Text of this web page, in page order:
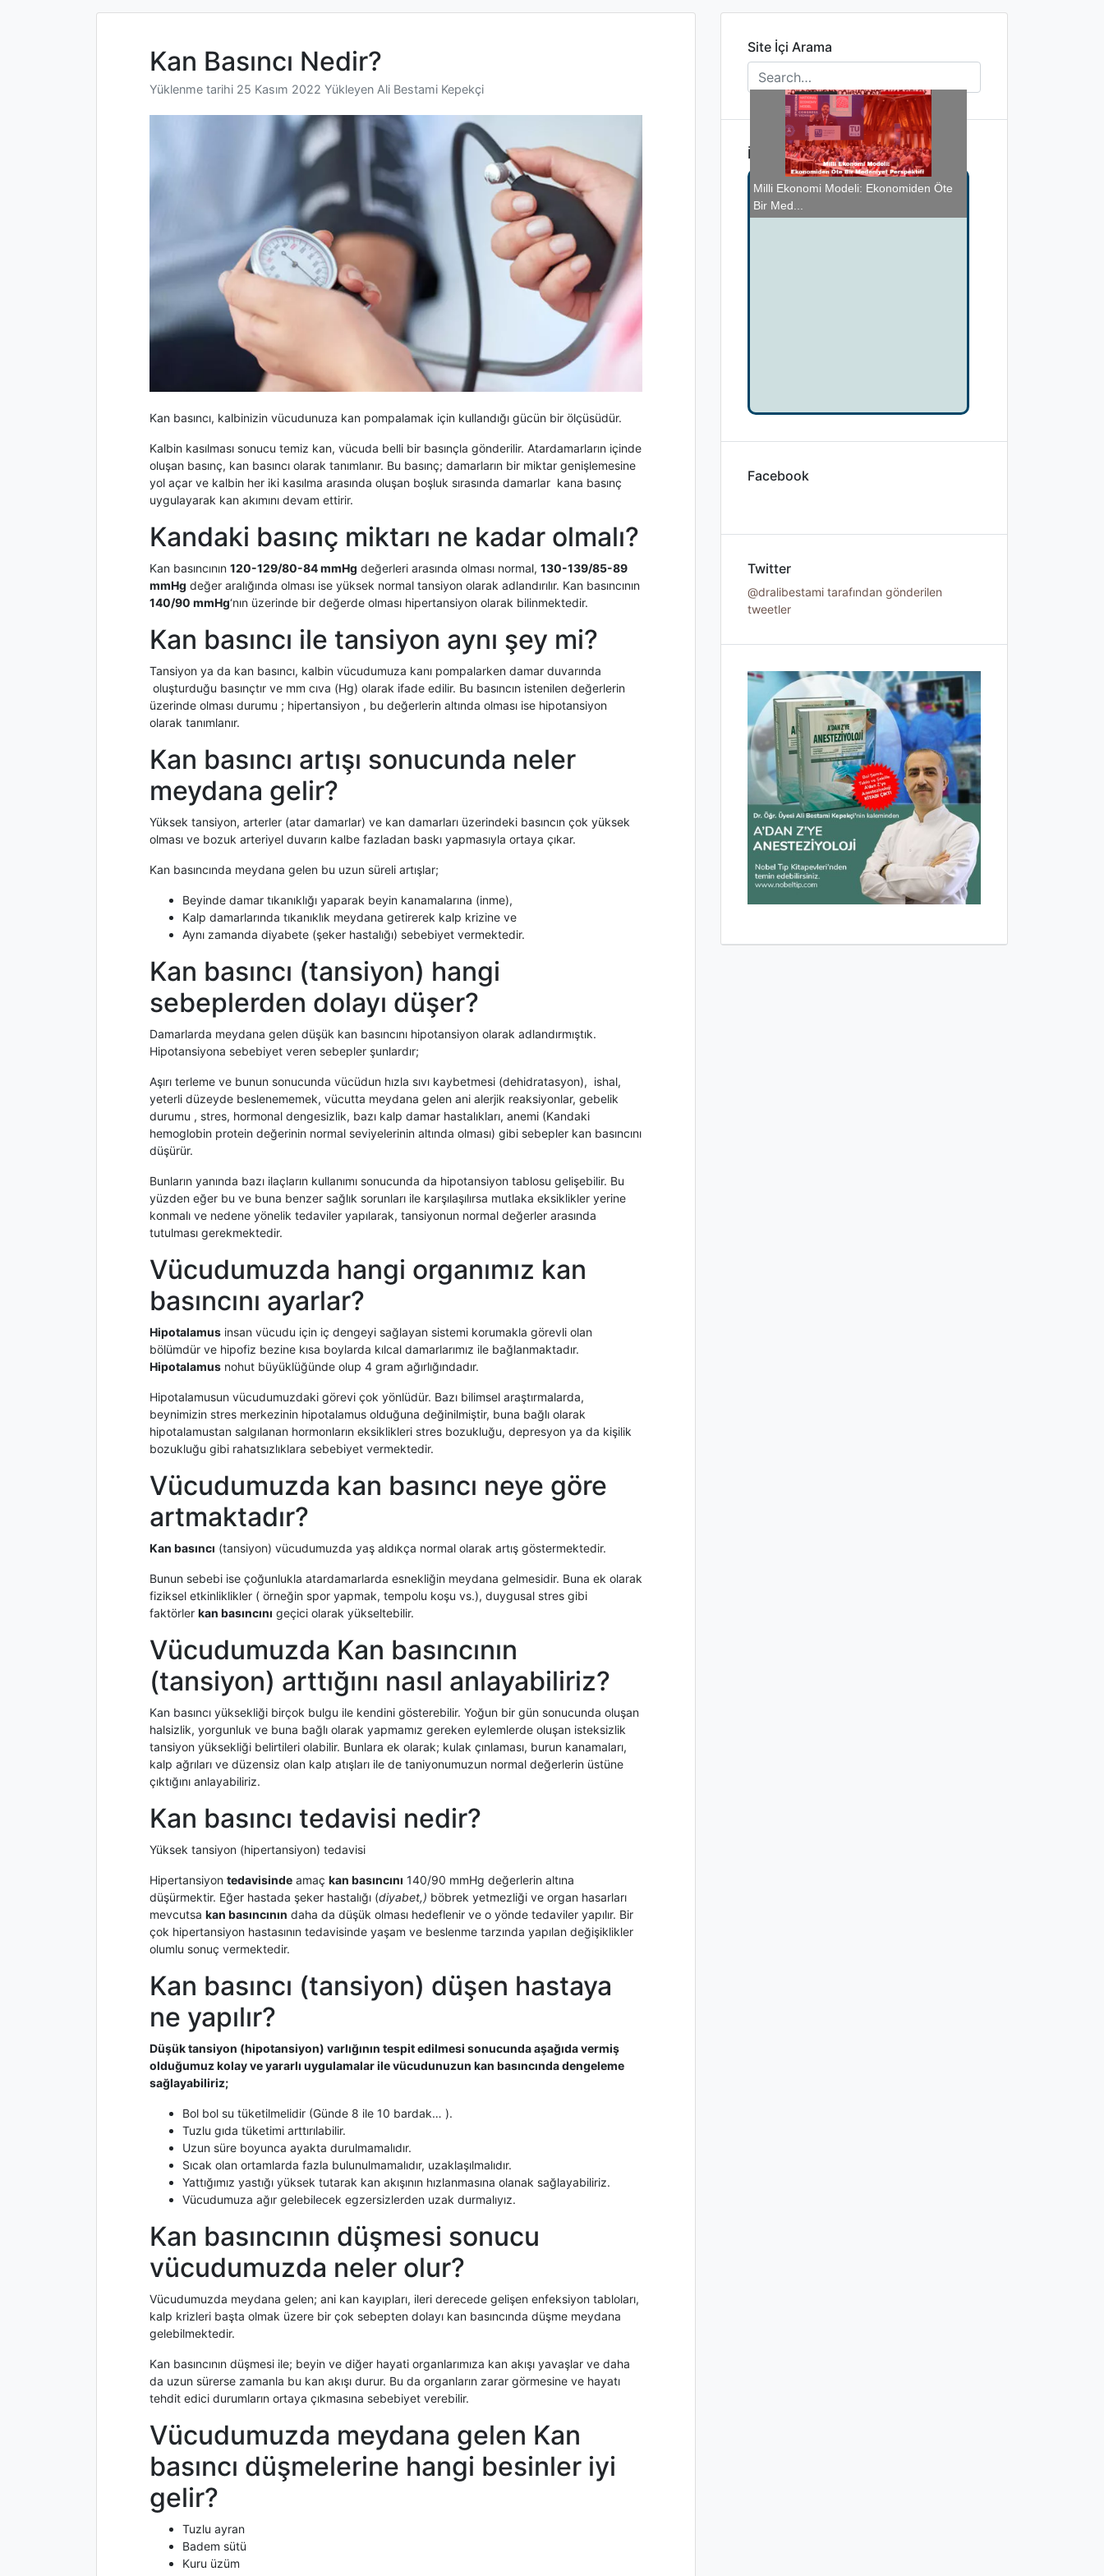
Kan Basıncı Nedir?
Yüklenme tarihi 25 Kasım 2022 Yükleyen Ali Bestami Kepekçi
Kan basıncı, kalbinizin vücudunuza kan pompalamak için kullandığı gücün bir ölçüsüdür.
Kalbin kasılması sonucu temiz kan, vücuda belli bir basınçla gönderilir. Atardamarların içinde
oluşan basınç, kan basıncı olarak tanımlanır. Bu basınç; damarların bir miktar genişlemesine
yol açar ve kalbin her iki kasılma arasında oluşan boşluk sırasında damarlar kana basınç
uygulayarak kan akımını devam ettirir.
Kandaki basınç miktarı ne kadar olmalı?
Kan basıncının 120-129/80-84 mmHg değerleri arasında olması normal, 130-139/85-89
mmHg değer aralığında olması ise yüksek normal tansiyon olarak adlandırılır. Kan basıncının
140/90 mmHg‘nın üzerinde bir değerde olması hipertansiyon olarak bilinmektedir.
Kan basıncı ile tansiyon aynı şey mi?
Tansiyon ya da kan basıncı, kalbin vücudumuza kanı pompalarken damar duvarında
oluşturduğu basınçtır ve mm cıva (Hg) olarak ifade edilir. Bu basıncın istenilen değerlerin
üzerinde olması durumu ; hipertansiyon , bu değerlerin altında olması ise hipotansiyon
olarak tanımlanır.
Kan basıncı artışı sonucunda neler
meydana gelir?
Yüksek tansiyon, arterler (atar damarlar) ve kan damarları üzerindeki basıncın çok yüksek
olması ve bozuk arteriyel duvarın kalbe fazladan baskı yapmasıyla ortaya çıkar.
Kan basıncında meydana gelen bu uzun süreli artışlar;
Beyinde damar tıkanıklığı yaparak beyin kanamalarına (inme),
Kalp damarlarında tıkanıklık meydana getirerek kalp krizine ve
Aynı zamanda diyabete (şeker hastalığı) sebebiyet vermektedir.
Kan basıncı (tansiyon) hangi
sebeplerden dolayı düşer?
Damarlarda meydana gelen düşük kan basıncını hipotansiyon olarak adlandırmıştık.
Hipotansiyona sebebiyet veren sebepler şunlardır;
Aşırı terleme ve bunun sonucunda vücüdun hızla sıvı kaybetmesi (dehidratasyon), ishal,
yeterli düzeyde beslenememek, vücutta meydana gelen ani alerjik reaksiyonlar, gebelik
durumu , stres, hormonal dengesizlik, bazı kalp damar hastalıkları, anemi (Kandaki
hemoglobin protein değerinin normal seviyelerinin altında olması) gibi sebepler kan basıncını
düşürür.
Bunların yanında bazı ilaçların kullanımı sonucunda da hipotansiyon tablosu gelişebilir. Bu
yüzden eğer bu ve buna benzer sağlık sorunları ile karşılaşılırsa mutlaka eksiklikler yerine
konmalı ve nedene yönelik tedaviler yapılarak, tansiyonun normal değerler arasında
tutulması gerekmektedir.
Vücudumuzda hangi organımız kan
basıncını ayarlar?
Hipotalamus insan vücudu için iç dengeyi sağlayan sistemi korumakla görevli olan
bölümdür ve hipofiz bezine kısa boylarda kılcal damarlarımız ile bağlanmaktadır.
Hipotalamus nohut büyüklüğünde olup 4 gram ağırlığındadır.
Hipotalamusun vücudumuzdaki görevi çok yönlüdür. Bazı bilimsel araştırmalarda,
beynimizin stres merkezinin hipotalamus olduğuna değinilmiştir, buna bağlı olarak
hipotalamustan salgılanan hormonların eksiklikleri stres bozukluğu, depresyon ya da kişilik
bozukluğu gibi rahatsızlıklara sebebiyet vermektedir.
Vücudumuzda kan basıncı neye göre
artmaktadır?
Kan basıncı (tansiyon) vücudumuzda yaş aldıkça normal olarak artış göstermektedir.
Bunun sebebi ise çoğunlukla atardamarlarda esnekliğin meydana gelmesidir. Buna ek olarak
fiziksel etkinliklikler ( örneğin spor yapmak, tempolu koşu vs.), duygusal stres gibi
faktörler kan basıncını geçici olarak yükseltebilir.
Vücudumuzda Kan basıncının
(tansiyon) arttığını nasıl anlayabiliriz?
Kan basıncı yüksekliği birçok bulgu ile kendini gösterebilir. Yoğun bir gün sonucunda oluşan
halsizlik, yorgunluk ve buna bağlı olarak yapmamız gereken eylemlerde oluşan isteksizlik
tansiyon yüksekliği belirtileri olabilir. Bunlara ek olarak; kulak çınlaması, burun kanamaları,
kalp ağrıları ve düzensiz olan kalp atışları ile de taniyonumuzun normal değerlerin üstüne
çıktığını anlayabiliriz.
Kan basıncı tedavisi nedir?
Yüksek tansiyon (hipertansiyon) tedavisi
Hipertansiyon tedavisinde amaç kan basıncını 140/90 mmHg değerlerin altına
düşürmektir. Eğer hastada şeker hastalığı (diyabet,) böbrek yetmezliği ve organ hasarları
mevcutsa kan basıncının daha da düşük olması hedeflenir ve o yönde tedaviler yapılır. Bir
çok hipertansiyon hastasının tedavisinde yaşam ve beslenme tarzında yapılan değişiklikler
olumlu sonuç vermektedir.
Kan basıncı (tansiyon) düşen hastaya
ne yapılır?
Düşük tansiyon (hipotansiyon) varlığının tespit edilmesi sonucunda aşağıda vermiş
olduğumuz kolay ve yararlı uygulamalar ile vücudunuzun kan basıncında dengeleme
sağlayabiliriz;
Bol bol su tüketilmelidir (Günde 8 ile 10 bardak… ).
Tuzlu gıda tüketimi arttırılabilir.
Uzun süre boyunca ayakta durulmamalıdır.
Sıcak olan ortamlarda fazla bulunulmamalıdır, uzaklaşılmalıdır.
Yattığımız yastığı yüksek tutarak kan akışının hızlanmasına olanak sağlayabiliriz.
Vücudumuza ağır gelebilecek egzersizlerden uzak durmalıyız.
Kan basıncının düşmesi sonucu
vücudumuzda neler olur?
Vücudumuzda meydana gelen; ani kan kayıpları, ileri derecede gelişen enfeksiyon tabloları,
kalp krizleri başta olmak üzere bir çok sebepten dolayı kan basıncında düşme meydana
gelebilmektedir.
Kan basıncının düşmesi ile; beyin ve diğer hayati organlarımıza kan akışı yavaşlar ve daha
da uzun sürerse zamanla bu kan akışı durur. Bu da organların zarar görmesine ve hayatı
tehdit edici durumların ortaya çıkmasına sebebiyet verebilir.
Vücudumuzda meydana gelen Kan
basıncı düşmelerine hangi besinler iyi
gelir?
Tuzlu ayran
Badem sütü
Kuru üzüm
Site İçi Arama
İlginizi Çekebilir
A mı B mi? Yoksa!
COVID-19 ve çocuklar
BTP’yi Siyasetin Yeni Merkezine Taşıyan
D...
Milli Ekonomi Modeli: Ekonomiden Öte
Bir Med...
Facebook
Twitter
@dralibestami tarafından gönderilen
tweetler